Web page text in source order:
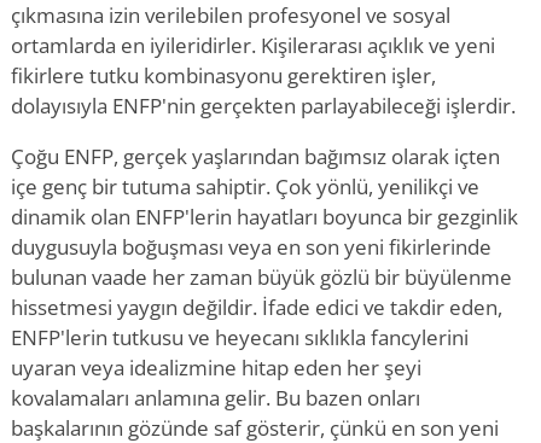
çıkmasına izin verilebilen profesyonel ve sosyal
ortamlarda en iyileridirler. Kişilerarası açıklık ve yeni
fikirlere tutku kombinasyonu gerektiren işler,
dolayısıyla ENFP'nin gerçekten parlayabileceği işlerdir.
Çoğu ENFP, gerçek yaşlarından bağımsız olarak içten
içe genç bir tutuma sahiptir. Çok yönlü, yenilikçi ve
dinamik olan ENFP'lerin hayatları boyunca bir gezginlik
duygusuyla boğuşması veya en son yeni fikirlerinde
bulunan vaade her zaman büyük gözlü bir büyülenme
hissetmesi yaygın değildir. İfade edici ve takdir eden,
ENFP'lerin tutkusu ve heyecanı sıklıkla fancylerini
uyaran veya idealizmine hitap eden her şeyi
kovalamaları anlamına gelir. Bu bazen onları
başkalarının gözünde saf gösterir, çünkü en son yeni